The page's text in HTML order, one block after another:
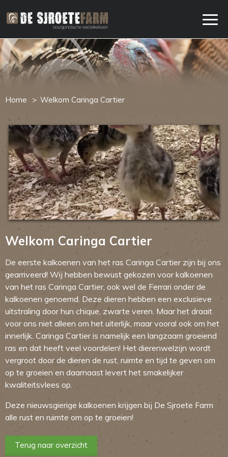
Home Welkom Caringa Cartier
Welkom Caringa Cartier
De eerste kalkoenen van het ras Caringa Cartier zijn bij ons
gearriveerd! Wij hebben bewust gekozen voor kalkoenen
van het ras Caringa Cartier, ook wel de Ferrari onder de
kalkoenen genoemd. Deze dieren hebben een exclusieve
uitstraling door hun chique, zwarte veren. Maar het draait
voor ons niet alleen om het uiterlijk, maar vooral ook om het
innerlijk. Caringa Cartier is namelijk een langzaam groeiend
ras en dat heeft veel voordelen! Het dierenwelzijn wordt
vergroot door de dieren de rust, ruimte en tijd te geven om
op te groeien en daarnaast levert het smakelijker
kwaliteitsvlees op.
Deze nieuwsgierige kalkoenen krijgen bij De Sjroete Farm
alle rust en ruimte om op te groeien!
Terug naar overzicht